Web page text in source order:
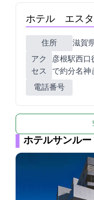
ホテル エス
住所
滋賀県
アク
セス
JR彦根駅西
で約50分/名神
電話番号
ホテルサンルー